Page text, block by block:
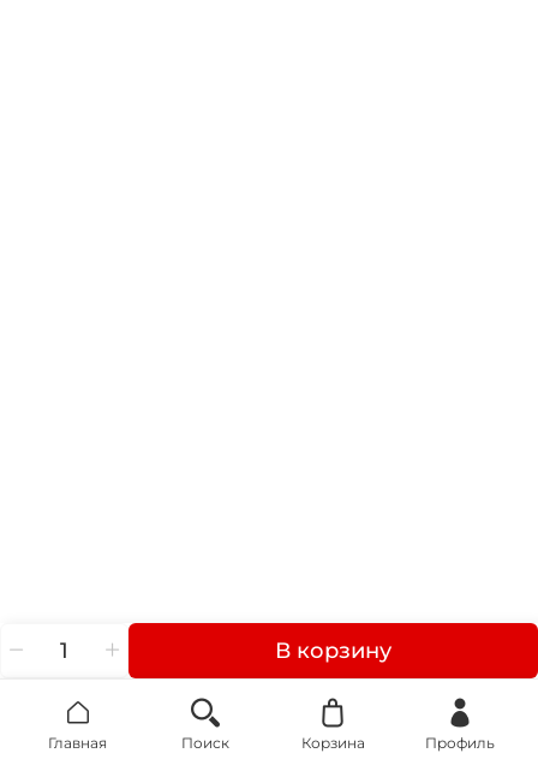
В корзину
Главная Поиск Корзина Профиль